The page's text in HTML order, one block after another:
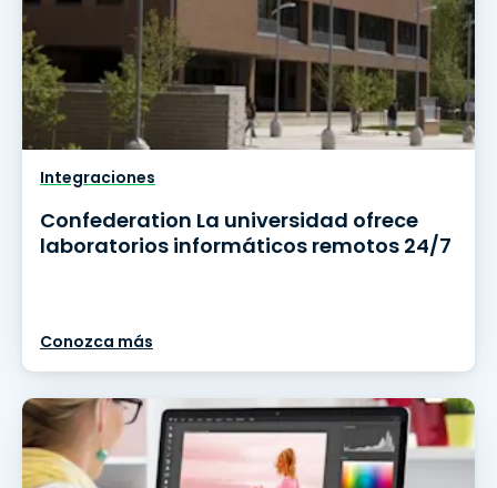
Integraciones
Confederation La universidad ofrece
laboratorios informáticos remotos 24/7
Conozca más